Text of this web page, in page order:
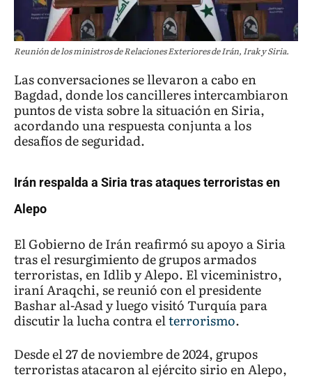
Reunión de los ministros de Relaciones Exteriores de Irán, Irak y Siria.
Las conversaciones se llevaron a cabo en
Bagdad, donde los cancilleres intercambiaron
puntos de vista sobre la situación en Siria,
acordando una respuesta conjunta a los
desafíos de seguridad.
Irán respalda a Siria tras ataques terroristas en
Alepo
El Gobierno de Irán reafirmó su apoyo a Siria
tras el resurgimiento de grupos armados
terroristas, en Idlib y Alepo. El viceministro,
iraní Araqchi, se reunió con el presidente
Bashar al-Asad y luego visitó Turquía para
discutir la lucha contra elterrorismo.
Desde el 27 de noviembre de 2024, grupos
terroristas atacaron al ejército sirio en Alepo,